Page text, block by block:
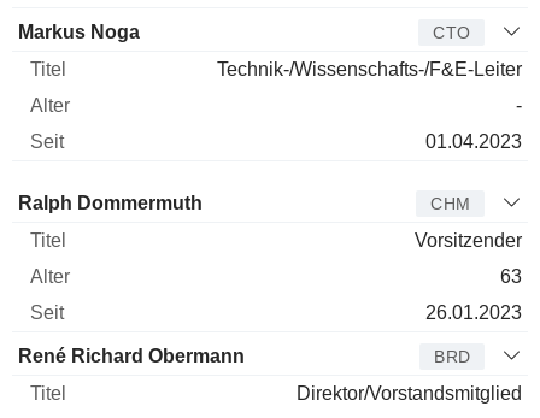
Markus Noga CTO
Technik-/Wissenschafts-/F&E-Leiter
-
01.04.2023
Verwaltungsratsmitglied
Ralph Dommermuth CHM
Vorsitzender
63
26.01.2023
René Richard Obermann BRD
Direktor/Vorstandsmitglied